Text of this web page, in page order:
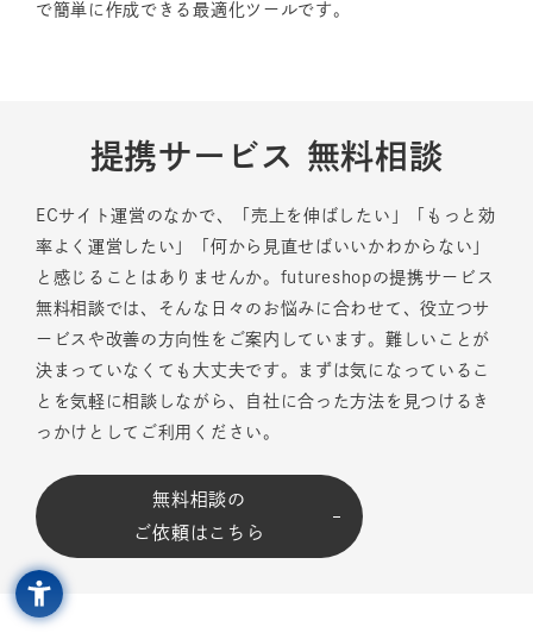
で簡単に作成できる最適化ツールです。
提携サービス 無料相談
ECサイト運営のなかで、「売上を伸ばしたい」「もっと効
率よく運営したい」「何から見直せばいいかわからない」
と感じることはありませんか。futureshopの提携サービス
無料相談では、そんな日々のお悩みに合わせて、役立つサ
ービスや改善の方向性をご案内しています。難しいことが
決まっていなくても大丈夫です。まずは気になっているこ
とを気軽に相談しながら、自社に合った方法を見つけるき
っかけとしてご利用ください。
無料相談の
ご依頼はこちら